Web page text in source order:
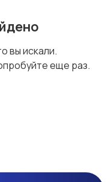
вы искали.
еще раз.